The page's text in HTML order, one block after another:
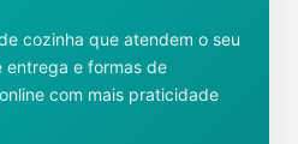
cozinha que atendem o seu
entrega e formas de
com mais praticidade